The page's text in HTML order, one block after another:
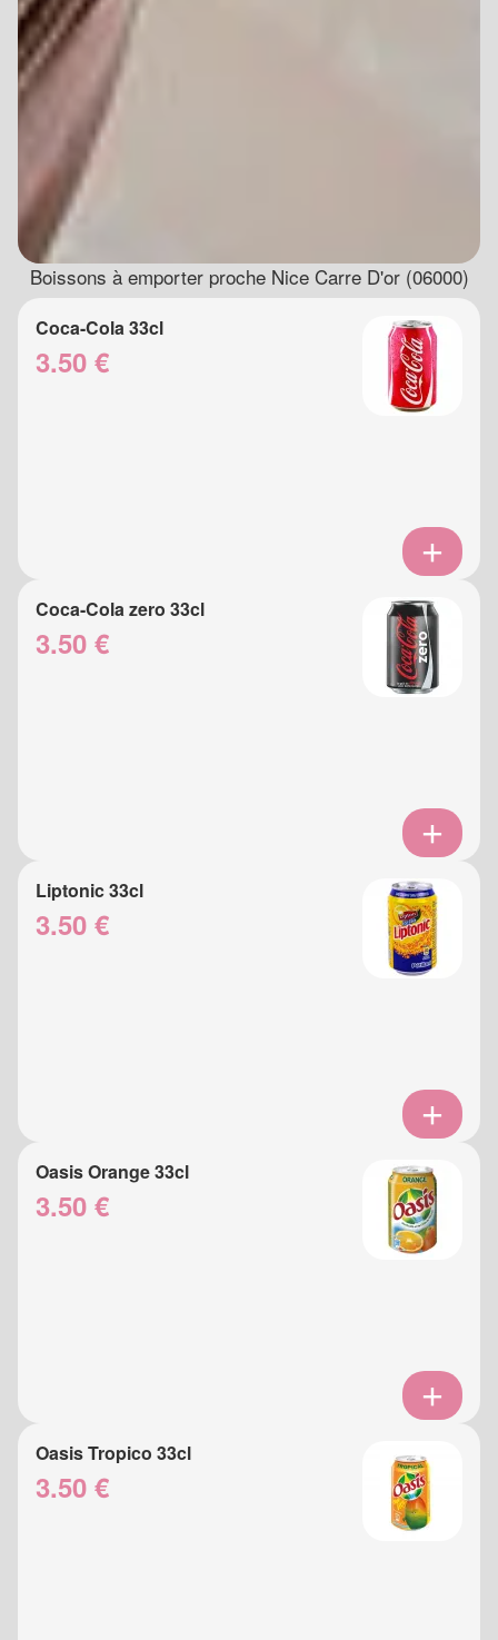
Boissons à emporter proche Nice Carre D'or (06000)
Coca-Cola 33cl
3.50 €
Coca-Cola zero 33cl
3.50 €
Liptonic 33cl
3.50 €
Oasis Orange 33cl
3.50 €
Oasis Tropico 33cl
3.50 €